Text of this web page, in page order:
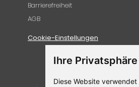
Ihre
Diese Website
Barrierefreiheit
AGB
Cookie-Einstellungen